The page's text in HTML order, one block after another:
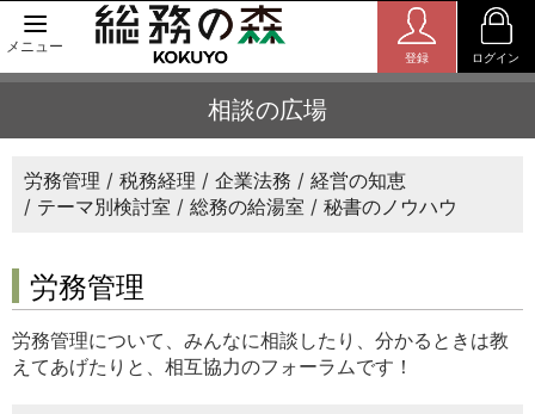
メニュー
登録 ログイン
相談の広場
労務管理 税務経理 企業法務
経営の知恵
テーマ別検討室
総務の給湯室 秘書のノウハウ
労務管理
労務管理について、みんなに相談したり、分かるときは教
えてあげたりと、相互協力のフォーラムです！